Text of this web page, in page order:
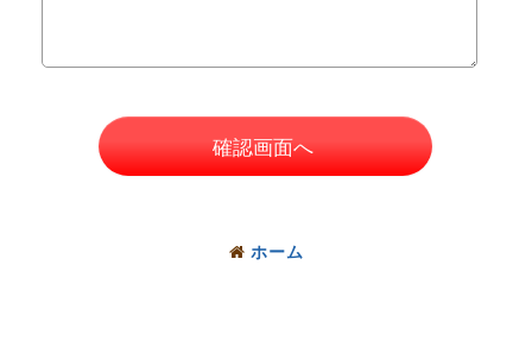
確認画面へ
ホーム